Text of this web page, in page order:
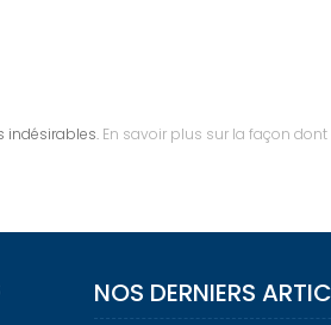
indésirables. En savoir plus sur la façon
NOS DERNIERS